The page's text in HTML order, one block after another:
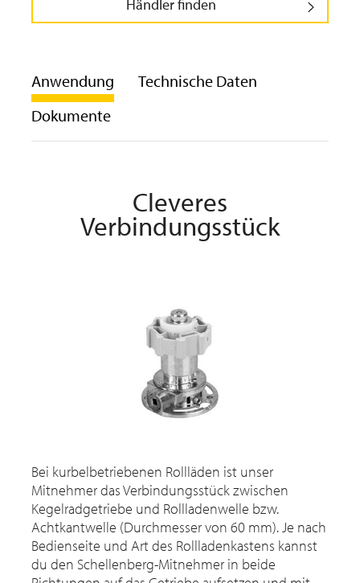
Händler finden
Anwendung
Technische Daten
Dokumente
Cleveres
Verbindungsstück
Bei kurbelbetriebenen Rollläden ist unser
Mitnehmer das Verbindungsstück zwischen
Kegelradgetriebe und Rollladenwelle bzw.
Achtkantwelle (Durchmesser von 60 mm). Je nach
Bedienseite und Art des Rollladenkastens kannst
du den Schellenberg-Mitnehmer in beide